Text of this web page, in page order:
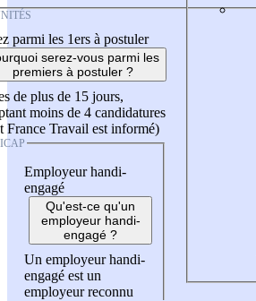
parmi les 1ers à postuler
serez-vous parmi les
premiers à postuler ?
de plus de 15 jours,
moins de 4 candidatures
France Travail est informé)
Employeur handi-
engagé
Qu'est-ce qu'un
employeur handi-
engagé ?
Un employeur handi-
engagé est un
employeur reconnu